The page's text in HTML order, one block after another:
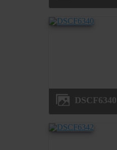
DSCF6340